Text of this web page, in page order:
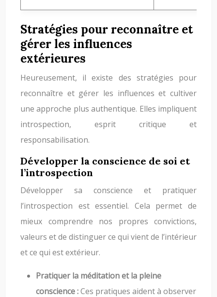
Stratégies pour reconnaître et
gérer les influences
extérieures
Heureusement, il existe des stratégies pour
reconnaître et gérer les influences et cultiver
une approche plus authentique. Elles impliquent
introspection, esprit critique et
responsabilisation.
Développer la conscience de soi et
l’introspection
Développer sa conscience et pratiquer
l’introspection est essentiel. Cela permet de
mieux comprendre nos propres convictions,
valeurs et de distinguer ce qui vient de l’intérieur
et ce qui est extérieur.
Pratiquer la méditation et la pleine
conscience :Ces pratiques aident à observer